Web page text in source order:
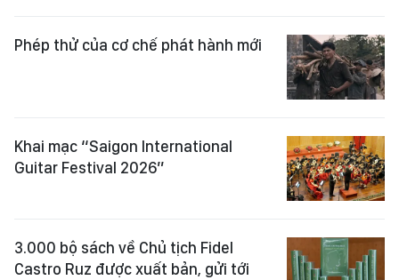
Phép thử của cơ chế phát hành mới
Khai mạc “Saigon International
Guitar Festival 2026”
3.000 bộ sách về Chủ tịch Fidel
Castro Ruz được xuất bản, gửi tới